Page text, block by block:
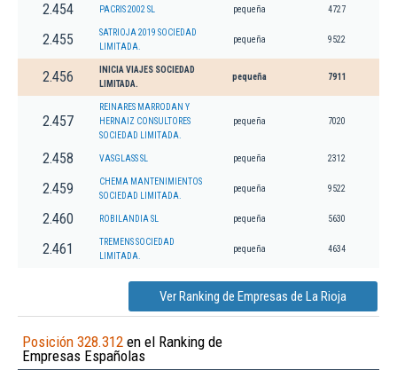
2.454 PACRIS 2002 SL pequeña 4727
2.455
SATRIOJA 2019 SOCIEDAD
LIMITADA.
pequeña 9522
2.456
INICIA VIAJES SOCIEDAD
LIMITADA.
pequeña 7911
2.457
REINARES MARRODAN Y
HERNAIZ CONSULTORES
SOCIEDAD LIMITADA.
pequeña 7020
2.458 VASGLASS SL pequeña 2312
2.459
CHEMA MANTENIMIENTOS
SOCIEDAD LIMITADA.
pequeña 9522
2.460 ROBILANDIA SL pequeña 5630
2.461
TREMENS SOCIEDAD
LIMITADA.
pequeña 4634
Ver Ranking de Empresas de La Rioja
Posición 328.312 en el Ranking de
Empresas Españolas